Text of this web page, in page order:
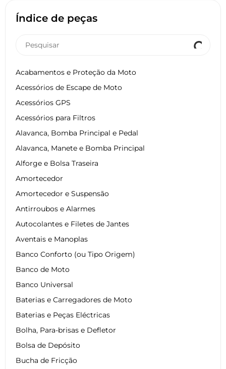
Índice de peças
Acabamentos e Proteção da Moto
Acessórios de Escape de Moto
Acessórios GPS
Acessórios para Filtros
Alavanca, Bomba Principal e Pedal
Alavanca, Manete e Bomba Principal
Alforge e Bolsa Traseira
Amortecedor
Amortecedor e Suspensão
Antirroubos e Alarmes
Autocolantes e Filetes de Jantes
Aventais e Manoplas
Banco Conforto (ou Tipo Origem)
Banco de Moto
Banco Universal
Baterias e Carregadores de Moto
Baterias e Peças Eléctricas
Bolha, Para-brisas e Defletor
Bolsa de Depósito
Bucha de Fricção